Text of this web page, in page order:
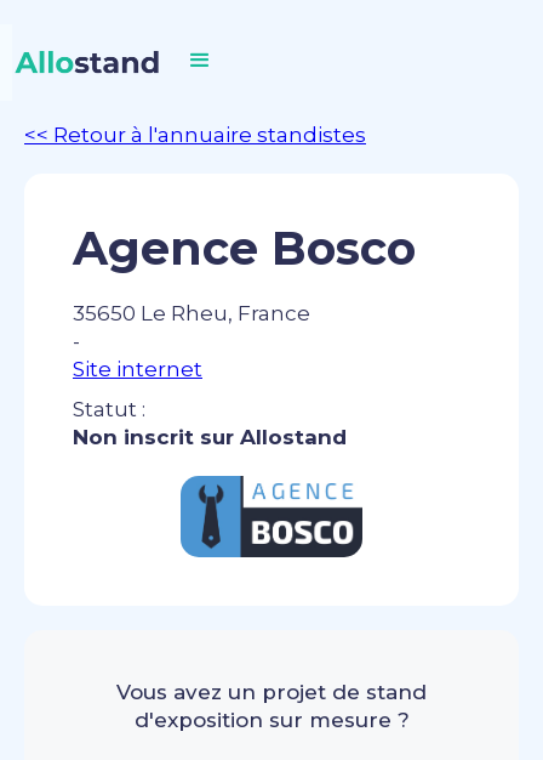
<< Retour à l'annuaire standistes
Agence Bosco
35650 Le Rheu, France
-
Site internet
Statut :
Non inscrit sur Allostand
Vous avez un projet de stand
d'exposition sur mesure ?